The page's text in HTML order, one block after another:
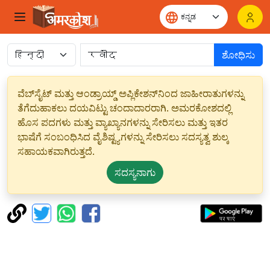
ಶೋಧಿಸು
ವೆಬ್‌ಸೈಟ್ ಮತ್ತು ಆಂಡ್ರಾಯ್ಡ್ ಅಪ್ಲಿಕೇಶನ್‌ನಿಂದ ಜಾಹೀರಾತುಗಳನ್ನು
ತೆಗೆದುಹಾಕಲು ದಯವಿಟ್ಟು ಚಂದಾದಾರರಾಗಿ. ಅಮರಕೋಶದಲ್ಲಿ
ಹೊಸ ಪದಗಳು ಮತ್ತು ವ್ಯಾಖ್ಯಾನಗಳನ್ನು ಸೇರಿಸಲು ಮತ್ತು ಇತರ
ಭಾಷೆಗೆ ಸಂಬಂಧಿಸಿದ ವೈಶಿಷ್ಟ್ಯಗಳನ್ನು ಸೇರಿಸಲು ಸದಸ್ಯತ್ವ ಶುಲ್ಕ
ಸಹಾಯಕವಾಗಿರುತ್ತದೆ.
ಸದಸ್ಯನಾಗು